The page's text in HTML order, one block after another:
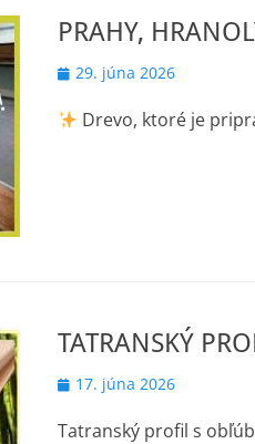
PRAHY,
Posted
29. júna 2026
Drevo, ktoré je
TATRANSKÝ
Posted
17. júna 2026
Tatranský profil s